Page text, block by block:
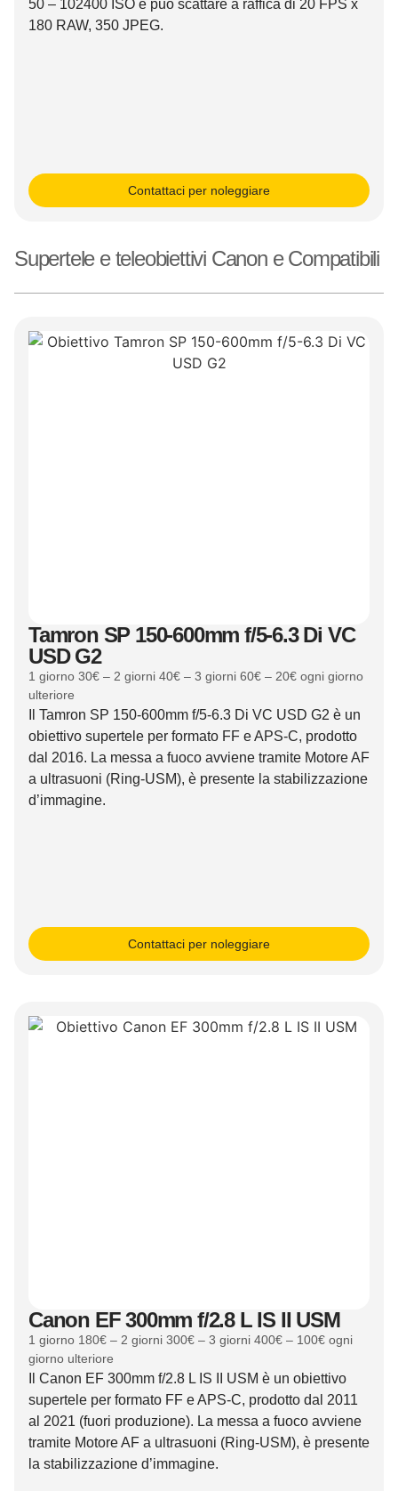
50 – 102400 ISO e può scattare a raffica di 20 FPS x
180 RAW, 350 JPEG.
Contattaci per noleggiare
Supertele e teleobiettivi Canon e Compatibili
Tamron SP 150-600mm f/5-6.3 Di VC
USD G2
1 giorno 30€ – 2 giorni 40€ – 3 giorni 60€ – 20€ ogni giorno
ulteriore
Il Tamron SP 150-600mm f/5-6.3 Di VC USD G2 è un
obiettivo supertele per formato FF e APS-C, prodotto
dal 2016. La messa a fuoco avviene tramite Motore AF
a ultrasuoni (Ring-USM), è presente la stabilizzazione
d’immagine.
Contattaci per noleggiare
Canon EF 300mm f/2.8 L IS II USM
1 giorno 180€ – 2 giorni 300€ – 3 giorni 400€ – 100€ ogni
giorno ulteriore
Il Canon EF 300mm f/2.8 L IS II USM è un obiettivo
supertele per formato FF e APS-C, prodotto dal 2011
al 2021 (fuori produzione). La messa a fuoco avviene
tramite Motore AF a ultrasuoni (Ring-USM), è presente
la stabilizzazione d’immagine.